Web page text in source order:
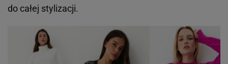
do całej stylizacji.